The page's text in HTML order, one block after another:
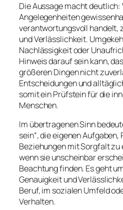
Die Aussage macht deutlich:
Angelegenheiten
verantwortungsvoll handelt,
und Verlässlichkeit.
Nachlässigkeit oder
Hinweis darauf sein kann,
größeren Dingen nicht
Entscheidungen und
somit ein Prüfstein für die
Menschen.
Im übertragenen Sinn
sein“, die eigenen
Beziehungen mit Sorgfalt zu
wenn sie unscheinbar
Beachtung finden. Es geht
Genauigkeit und
Beruf, im sozialen Umfeld
Verhalten.